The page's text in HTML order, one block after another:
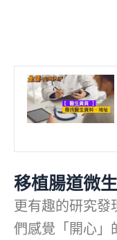
移植腸道微
更有趣的研究
們感覺「開心」